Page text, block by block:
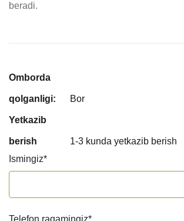
beradi.
Omborda
qolganligi: Bor
Yetkazib
berish
1-3 kunda yetkazib berish
Ismingiz*
Telefon raqamingiz*